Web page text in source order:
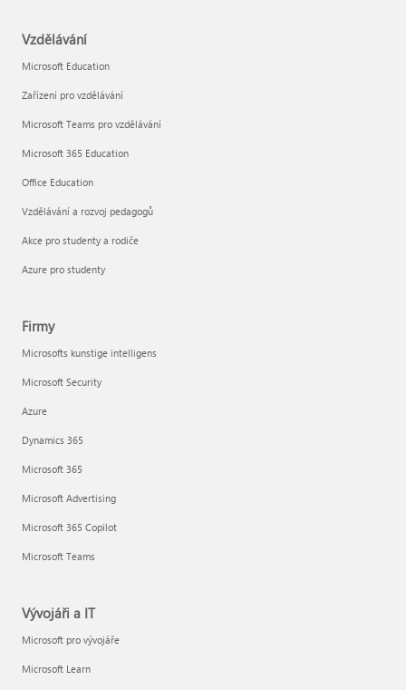
Vzdělávání
Microsoft Education
Zařízení pro vzdělávání
Microsoft Teams pro vzdělávání
Microsoft 365 Education
Office Education
Vzdělávání a rozvoj pedagogů
Akce pro studenty a rodiče
Azure pro studenty
Firmy
Microsofts kunstige intelligens
Microsoft Security
Azure
Dynamics 365
Microsoft 365
Microsoft Advertising
Microsoft 365 Copilot
Microsoft Teams
Vývojáři a IT
Microsoft pro vývojáře
Microsoft Learn